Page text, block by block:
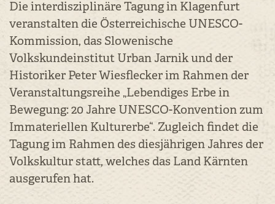
Die interdisziplinäre Tagung in Klagenfurt
veranstalten die Österreichische UNESCO-
Kommission, das Slowenische
Volkskundeinstitut Urban Jarnik und der
Historiker Peter Wiesflecker im Rahmen der
Veranstaltungsreihe „Lebendiges Erbe in
Bewegung: 20 Jahre UNESCO-Konvention zum
Immateriellen Kulturerbe“. Zugleich findet die
Tagung im Rahmen des diesjährigen Jahres der
Volkskultur statt, welches das Land Kärnten
ausgerufen hat.